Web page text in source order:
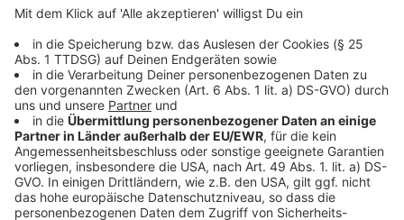
Kaiserswerth: 7,24%
Anzeige
Wie war die Wahlbeteiligung in Düsseldorf &
den Stadtteilen?
Anzeige